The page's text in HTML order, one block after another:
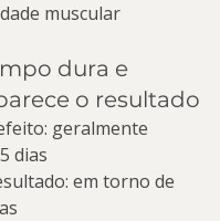
muscular
dura e
o resultado
geralmente
dias
em torno de